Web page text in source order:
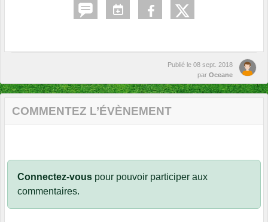
Publié le 08 sept. 2018
par Oceane
COMMENTEZ L’ÉVÈNEMENT
Connectez-vous pour pouvoir participer aux
commentaires.